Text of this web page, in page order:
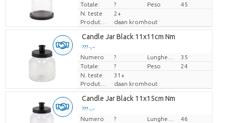
Totale:
? Peso
45
N. teste
2+
Produttore
daan kromhout
Candle Jar Black 11x11cm Nm
??? -,--
Prezzo x uno
Numero ?
35
Totale:
? Peso
24
N. teste
31+
Produttore
daan kromhout
Candle Jar Black 11x15cm Nm
??? -,--
Prezzo x uno
Numero ?
46